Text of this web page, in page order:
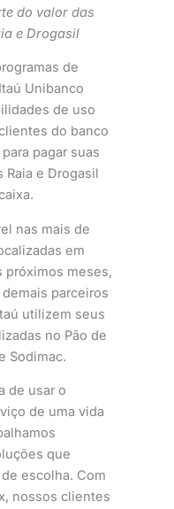
do valor das
e Drogasil
de
Unibanco
de uso
do banco
pagar suas
Raia e Drogasil
nas mais de
em
próximos meses,
parceiros
utilizem seus
no Pão de
Sodimac.
de usar o
de uma vida
que
escolha. Com
nossos clientes